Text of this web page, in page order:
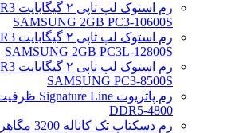
SAMSUNG 2GB PC3-10600S
SAMSUNG 2GB PC3L-12800S
SAMSUNG PC3-8500S
DDR5-4800